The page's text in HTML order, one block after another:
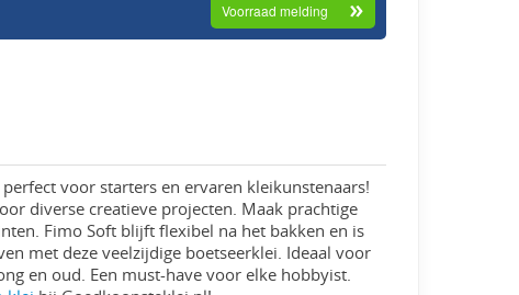
voor starters en ervaren kleikunstenaars!
diverse creatieve projecten. Maak prachtige
Fimo Soft blijft flexibel na het bakken en is
met deze veelzijdige boetseerklei. Ideaal voor
en oud. Een must-have voor elke hobbyist.